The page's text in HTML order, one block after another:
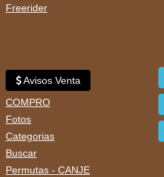
Freerider
Avisos Venta
COMPRO
Fotos
Categorias
Buscar
Permutas - CANJE